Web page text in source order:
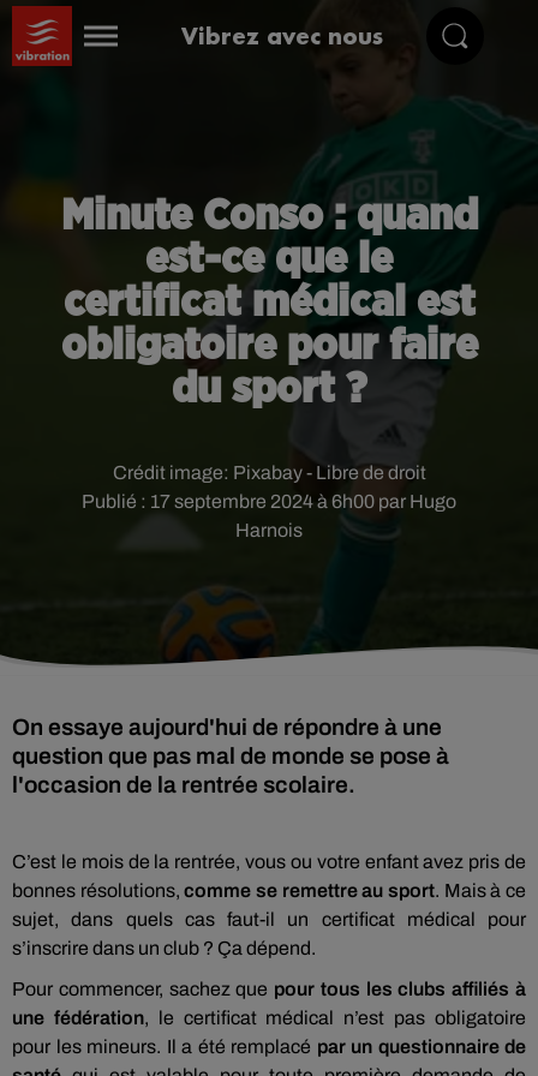
Vibrez avec nous
Minute Conso : quand
est-ce que le
certificat médical est
obligatoire pour faire
du sport ?
Publié : 17 septembre 2024 à 6h00 par Hugo
Harnois
Crédit image: Pixabay - Libre de droit
On essaye aujourd'hui de répondre à une
question que pas mal de monde se pose à
l'occasion de la rentrée scolaire.
C’est le mois de la rentrée, vous ou votre enfant avez pris de
bonnes résolutions,comme se remettre au sport. Mais à ce
sujet, dans quels cas faut-il un certificat médical pour
s’inscrire dans un club ? Ça dépend.
Pour commencer, sachez que pour tous les clubs affiliés à
une fédération, le certificat médical n’est pas obligatoire
pour les mineurs. Il a été remplacé par un questionnaire de